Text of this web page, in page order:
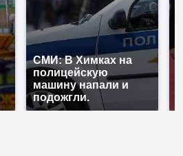
СМИ: В Химках на
полицейскую
машину напали и
подожгли.